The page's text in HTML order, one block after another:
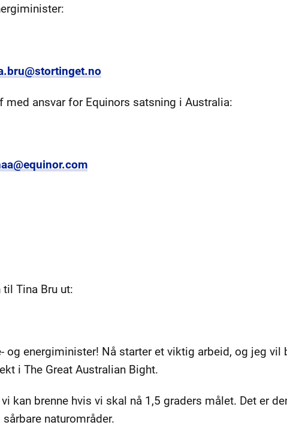
ansvar for Equinors satsning i Australia:
Tina Bru ut:
og energiminister! Nå starter et viktig arbeid, og jeg vil
i The Great Australian Bight.
kan brenne hvis vi skal nå 1,5 graders målet. Det er
naturområder.